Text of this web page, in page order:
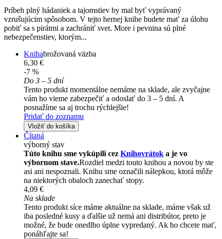
Príbeh plný hádaniek a tajomstiev by mal byť vyprávaný
vzrušujúcim spôsobom. V tejto hernej knihe budete mať za úlohu
pobiť sa s pirátmi a zachrániť svet. More i pevnina sú plné
nebezpečenstiev, ktorým...
Knihabrožovaná väzba
6,30 €
-7 %
Do 3 – 5 dní
Tento produkt momentálne nemáme na sklade, ale zvyčajne
vám ho vieme zabezpečiť a odoslať do 3 – 5 dní. A
posnažíme sa aj trochu rýchlejšie!
Pridať do zoznamu
Vložiť do košíka
Čítaná
výborný stav
Túto knihu sme vykúpili cez Knihovrátok a je vo
výbornom stave.Rozdiel medzi touto knihou a novou by ste
asi ani nespoznali. Knihu sme označili nálepkou, ktorá môže
na niektorých obaloch zanechať stopy.
4,09 €
Na sklade
Tento produkt síce máme aktuálne na sklade, máme však už
iba posledné kusy a ďalšie už nemá ani distribútor, preto je
možné, že bude onedlho úplne vypredaný. Ak ho chcete mať,
ponáhľajte sa!